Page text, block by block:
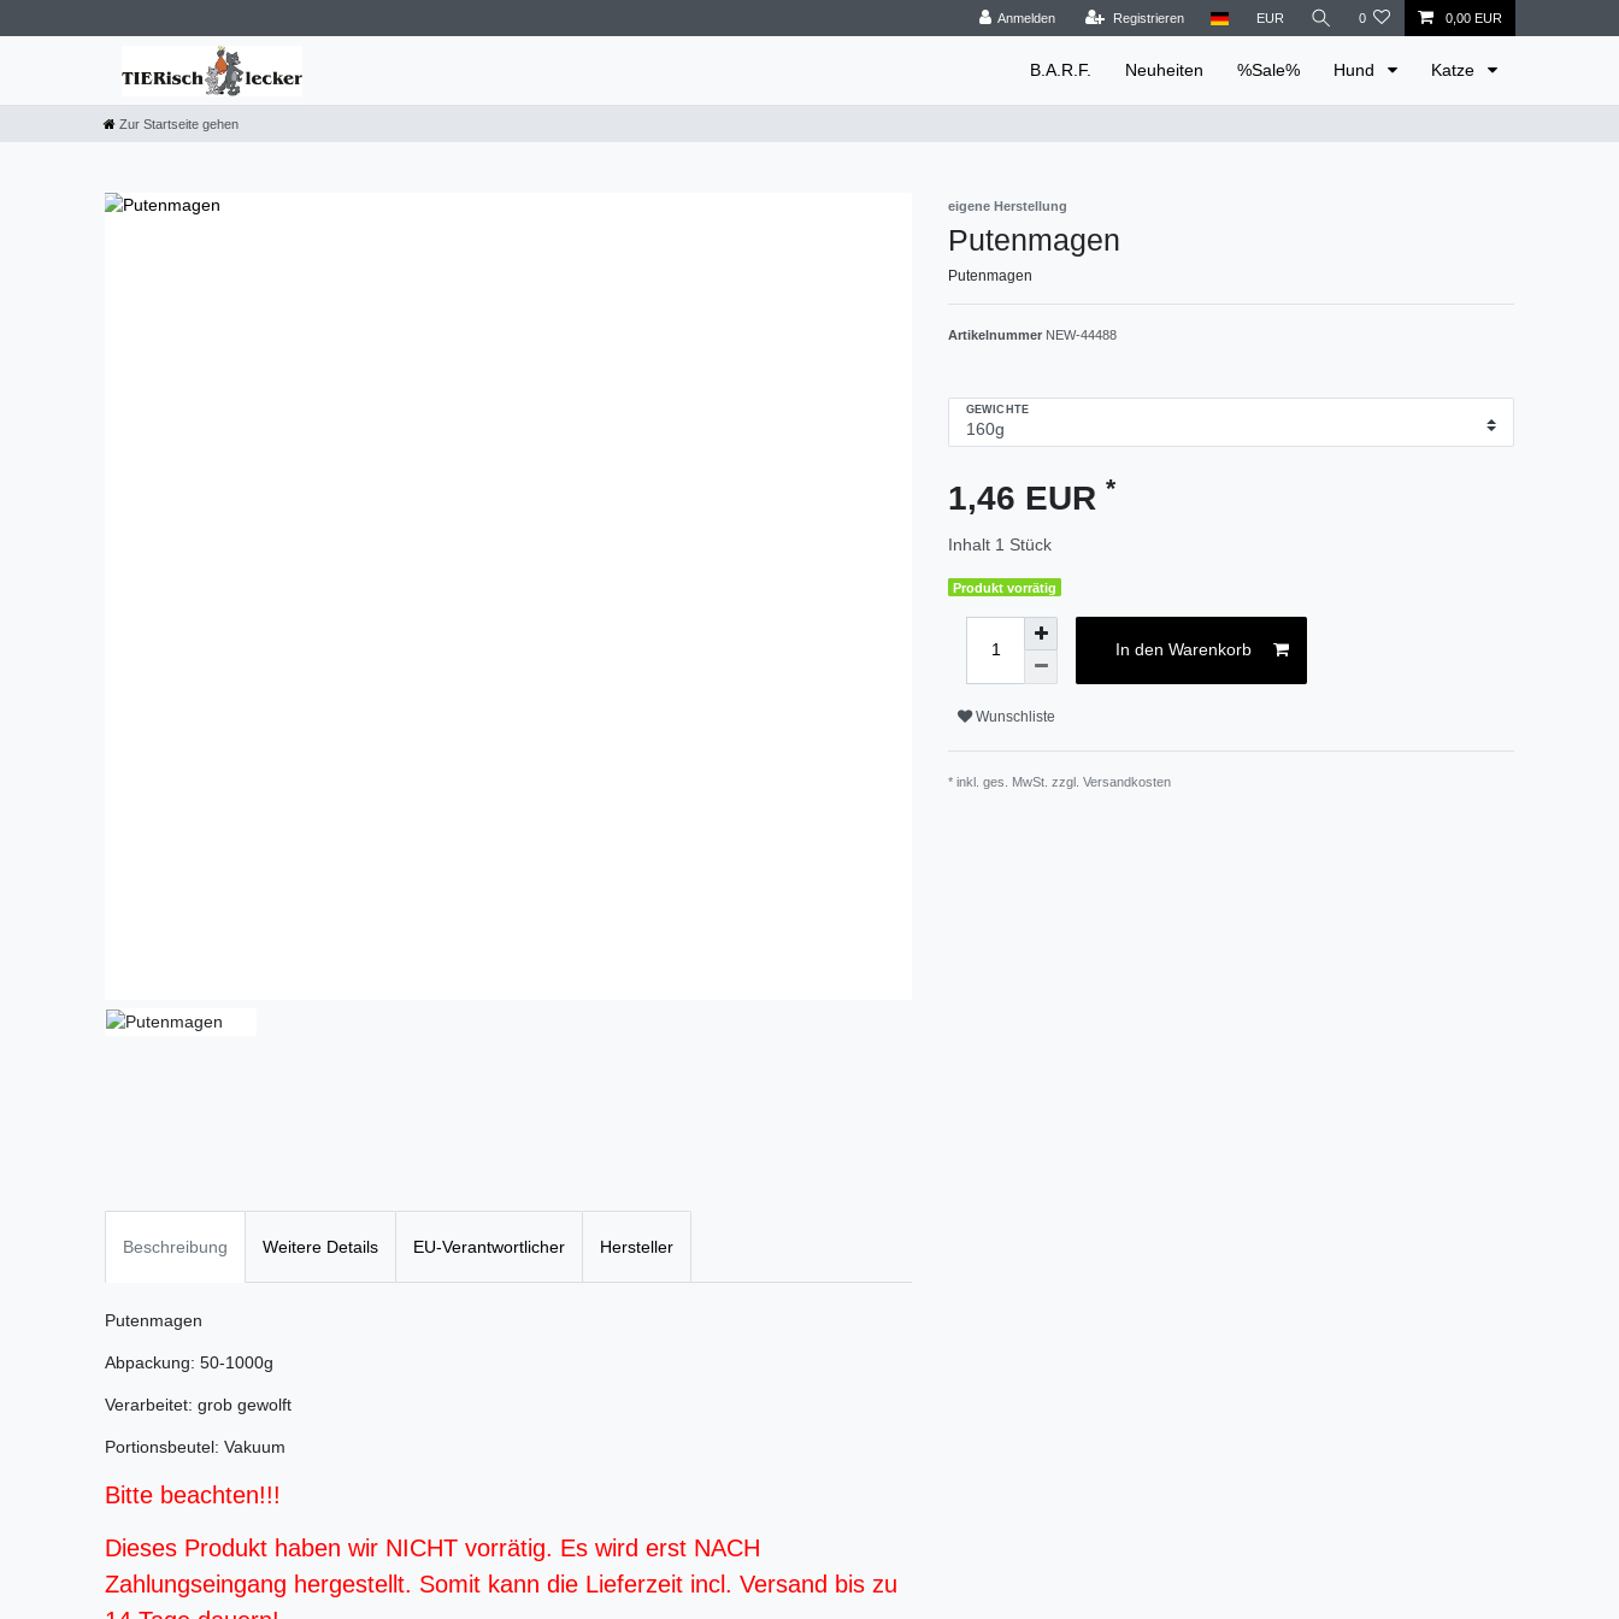
Anmelden Registrieren EUR 0 0,00 EUR
B.A.R.F. Neuheiten %Sale% Hund Katze
Zur Startseite gehen
eigene Herstellung
Putenmagen
Putenmagen
Artikelnummer NEW-44488
GEWICHTE
1,46 EUR *
Inhalt 1 Stück
Produkt vorrätig
In den Warenkorb
Wunschliste
* inkl. ges. MwSt. zzgl. Versandkosten
Beschreibung Weitere Details EU-Verantwortlicher Hersteller
Putenmagen
Abpackung: 50-1000g
Verarbeitet: grob gewolft
Portionsbeutel: Vakuum
Bitte beachten!!!
Dieses Produkt haben wir NICHT vorrätig. Es wird erst NACH
Zahlungseingang hergestellt. Somit kann die Lieferzeit incl. Versand bis zu